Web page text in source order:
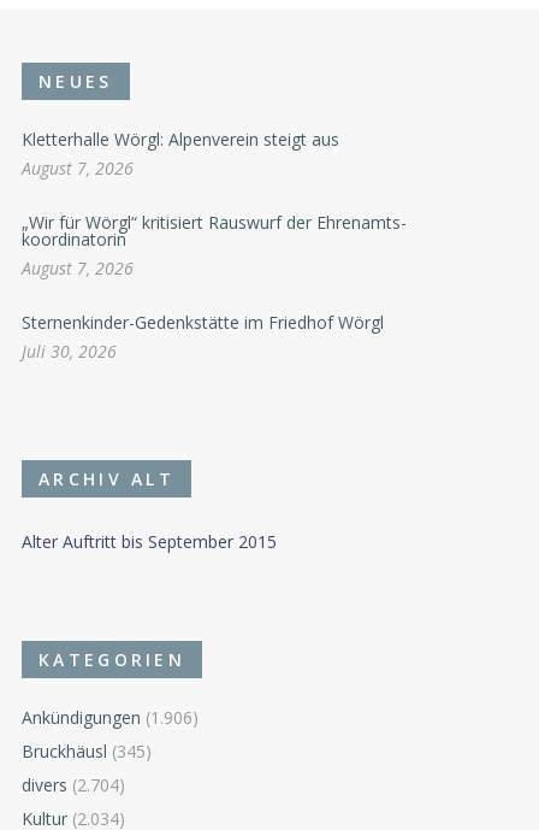
NEUES
Kletterhalle Wörgl: Alpenverein steigt aus
August 7, 2026
„Wir für Wörgl“ kritisiert Rauswurf der Ehrenamts-
koordinatorin
August 7, 2026
Sternenkinder-Gedenkstätte im Friedhof Wörgl
Juli 30, 2026
ARCHIV ALT
Alter Auftritt bis September 2015
KATEGORIEN
Ankündigungen (1.906)
Bruckhäusl (345)
divers (2.704)
Kultur (2.034)